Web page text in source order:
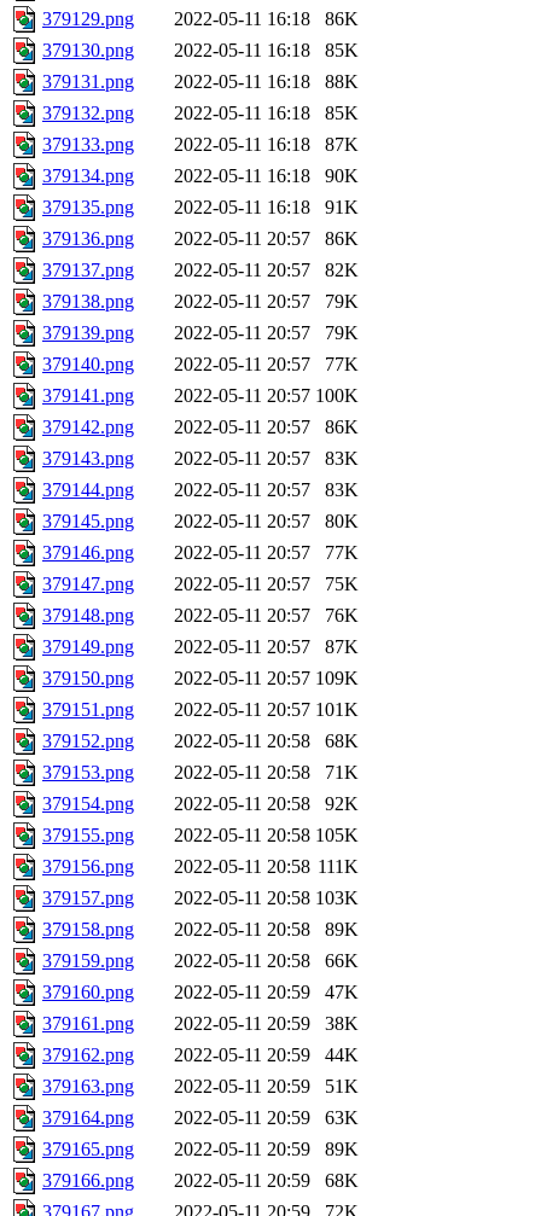
379129.png
2022-05-11 16:18
86K
379130.png
2022-05-11 16:18
85K
379131.png
2022-05-11 16:18
88K
379132.png
2022-05-11 16:18
85K
379133.png
2022-05-11 16:18
87K
379134.png
2022-05-11 16:18
90K
379135.png
2022-05-11 16:18
91K
379136.png
2022-05-11 20:57
86K
379137.png
2022-05-11 20:57
82K
379138.png
2022-05-11 20:57
79K
379139.png
2022-05-11 20:57
79K
379140.png
2022-05-11 20:57
77K
379141.png
2022-05-11 20:57 100K
379142.png
2022-05-11 20:57
86K
379143.png
2022-05-11 20:57
83K
379144.png
2022-05-11 20:57
83K
379145.png
2022-05-11 20:57
80K
379146.png
2022-05-11 20:57
77K
379147.png
2022-05-11 20:57
75K
379148.png
2022-05-11 20:57
76K
379149.png
2022-05-11 20:57
87K
379150.png
2022-05-11 20:57 109K
379151.png
2022-05-11 20:57 101K
379152.png
2022-05-11 20:58
68K
379153.png
2022-05-11 20:58
71K
379154.png
2022-05-11 20:58
92K
379155.png
2022-05-11 20:58 105K
379156.png
2022-05-11 20:58 111K
379157.png
2022-05-11 20:58 103K
379158.png
2022-05-11 20:58
89K
379159.png
2022-05-11 20:58
66K
379160.png
2022-05-11 20:59
47K
379161.png
2022-05-11 20:59
38K
379162.png
2022-05-11 20:59
44K
379163.png
2022-05-11 20:59
51K
379164.png
2022-05-11 20:59
63K
379165.png
2022-05-11 20:59
89K
379166.png
2022-05-11 20:59
68K